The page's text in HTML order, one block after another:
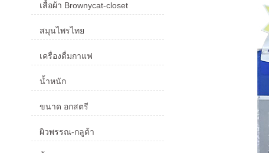
เสื้อผ้า Brownycat-closet
สมุนไพรไทย
เครื่องดื่มกาแฟ
น้ำหนัก
ขนาด อกสตรี
ผิวพรรณ-กลูต้า